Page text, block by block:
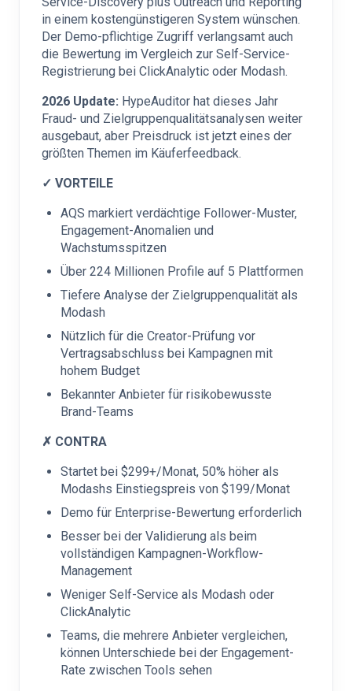
in einem kostengünstigeren System wünschen.
Der Demo-pflichtige Zugriff verlangsamt auch
die Bewertung im Vergleich zur Self-Service-
Registrierung bei ClickAnalytic oder Modash.
2026 Update: HypeAuditor hat dieses Jahr
Fraud- und Zielgruppenqualitätsanalysen weiter
ausgebaut, aber Preisdruck ist jetzt eines der
größten Themen im Käuferfeedback.
✓ VORTEILE
AQS markiert verdächtige Follower-Muster,
Engagement-Anomalien und
Wachstumsspitzen
Über 224 Millionen Profile auf 5 Plattformen
Tiefere Analyse der Zielgruppenqualität als
Modash
Nützlich für die Creator-Prüfung vor
Vertragsabschluss bei Kampagnen mit
hohem Budget
Bekannter Anbieter für risikobewusste
Brand-Teams
✗ CONTRA
Startet bei $299+/Monat, 50% höher als
Modashs Einstiegspreis von $199/Monat
Demo für Enterprise-Bewertung erforderlich
Besser bei der Validierung als beim
vollständigen Kampagnen-Workflow-
Management
Weniger Self-Service als Modash oder
ClickAnalytic
Teams, die mehrere Anbieter vergleichen,
können Unterschiede bei der Engagement-
Rate zwischen Tools sehen